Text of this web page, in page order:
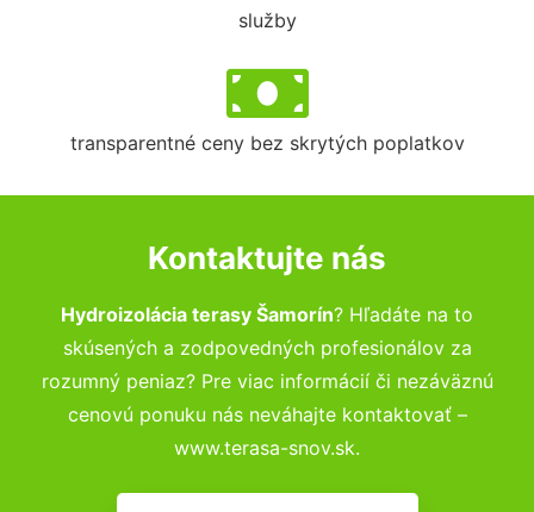
služby
transparentné ceny bez skrytých poplatkov
Kontaktujte nás
Hydroizolácia terasy Šamorín? Hľadáte na to
skúsených a zodpovedných profesionálov za
rozumný peniaz? Pre viac informácií či nezáväznú
cenovú ponuku nás neváhajte kontaktovať –
www.terasa-snov.sk.